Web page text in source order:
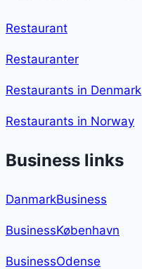
Restaurant
Restauranter
Restaurants in Denmark
Restaurants in Norway
Business links
DanmarkBusiness
BusinessKøbenhavn
BusinessOdense